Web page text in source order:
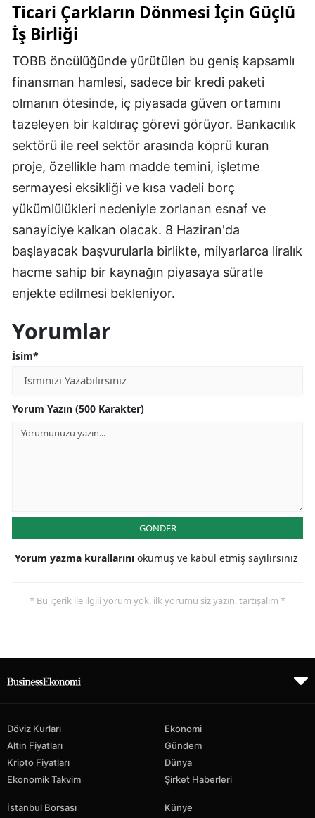
Ticari Çarkların Dönmesi İçin Güçlü
İş Birliği
TOBB öncülüğünde yürütülen bu geniş kapsamlı
finansman hamlesi, sadece bir kredi paketi
olmanın ötesinde, iç piyasada güven ortamını
tazeleyen bir kaldıraç görevi görüyor. Bankacılık
sektörü ile reel sektör arasında köprü kuran
proje, özellikle ham madde temini, işletme
sermayesi eksikliği ve kısa vadeli borç
yükümlülükleri nedeniyle zorlanan esnaf ve
sanayiciye kalkan olacak. 8 Haziran'da
başlayacak başvurularla birlikte, milyarlarca liralık
hacme sahip bir kaynağın piyasaya süratle
enjekte edilmesi bekleniyor.
Yorumlar
İsim*
Yorum Yazın (500 Karakter)
GÖNDER
Yorum yazma kurallarını okumuş ve kabul etmiş sayılırsınız
* Bu içerik ile ilgili yorum yok, ilk yorumu siz yazın, tartışalım *
Döviz Kurları
Altın Fiyatları
Kripto Fiyatları
Ekonomik Takvim
Ekonomi
Gündem
Dünya
Şirket Haberleri
İstanbul Borsası Künye